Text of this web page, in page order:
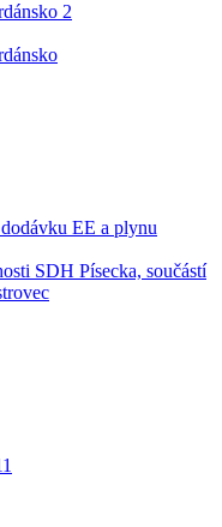
2
EE a plynu
SDH Písecka, součástí